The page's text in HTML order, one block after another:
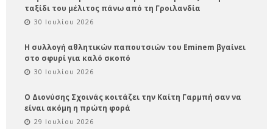
ταξίδι του μέλιτος πάνω από τη Γροιλανδία
30 Ιουλίου 2026
Η συλλογή αθλητικών παπουτσιών του Eminem βγαίνει
στο σφυρί για καλό σκοπό
30 Ιουλίου 2026
Ο Διονύσης Σχοινάς κοιτάζει την Καίτη Γαρμπή σαν να
είναι ακόμη η πρώτη φορά
29 Ιουλίου 2026